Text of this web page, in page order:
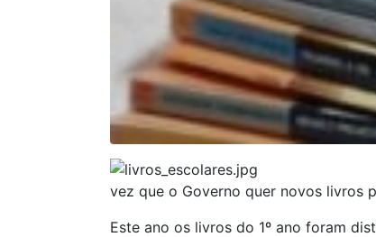
vez que o Governo quer novos livros
Este ano os livros do 1º ano foram